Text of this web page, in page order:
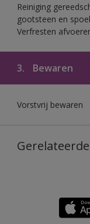
Reiniging
gootsteen en
Verfresten
3. Bewaren
Vorstvrij bewaren